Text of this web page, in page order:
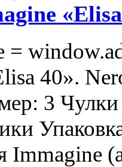
=
40».
3
Immagine